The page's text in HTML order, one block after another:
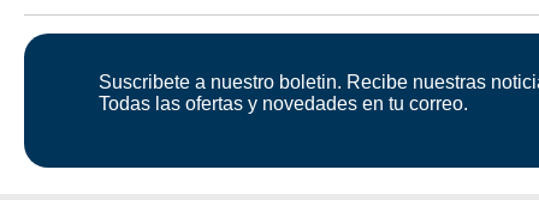
Suscribete a nuestro boletin. Recibe nuestras
Todas las ofertas y novedades en tu correo.